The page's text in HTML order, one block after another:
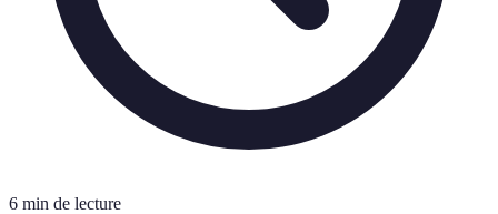
6 min de lecture